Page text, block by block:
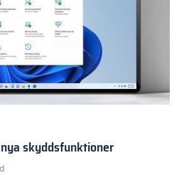
skyddsfunktioner